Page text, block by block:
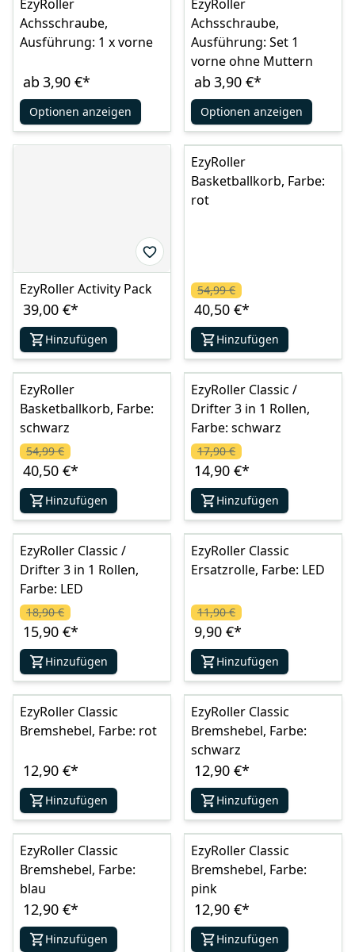
EzyRoller
Achsschraube,
Ausführung: 1 x vorne
ab 3,90 €*
Optionen anzeigen
EzyRoller
Achsschraube,
Ausführung: Set 1
vorne ohne Muttern
ab 3,90 €*
Optionen anzeigen
EzyRoller Activity Pack
39,00 €*
Hinzufügen
EzyRoller
Basketballkorb, Farbe:
rot
40,50 €*
54,99 €
Hinzufügen
EzyRoller
Basketballkorb, Farbe:
schwarz
40,50 €*
54,99 €
Hinzufügen
EzyRoller Classic /
Drifter 3 in 1 Rollen,
Farbe: schwarz
14,90 €*
17,90 €
Hinzufügen
EzyRoller Classic /
Drifter 3 in 1 Rollen,
Farbe: LED
15,90 €*
18,90 €
Hinzufügen
EzyRoller Classic
Ersatzrolle, Farbe: LED
9,90 €*
11,90 €
Hinzufügen
EzyRoller Classic
Bremshebel, Farbe: rot
12,90 €*
Hinzufügen
EzyRoller Classic
Bremshebel, Farbe:
schwarz
12,90 €*
Hinzufügen
EzyRoller Classic
Bremshebel, Farbe:
blau
12,90 €*
Hinzufügen
EzyRoller Classic
Bremshebel, Farbe:
pink
12,90 €*
Hinzufügen